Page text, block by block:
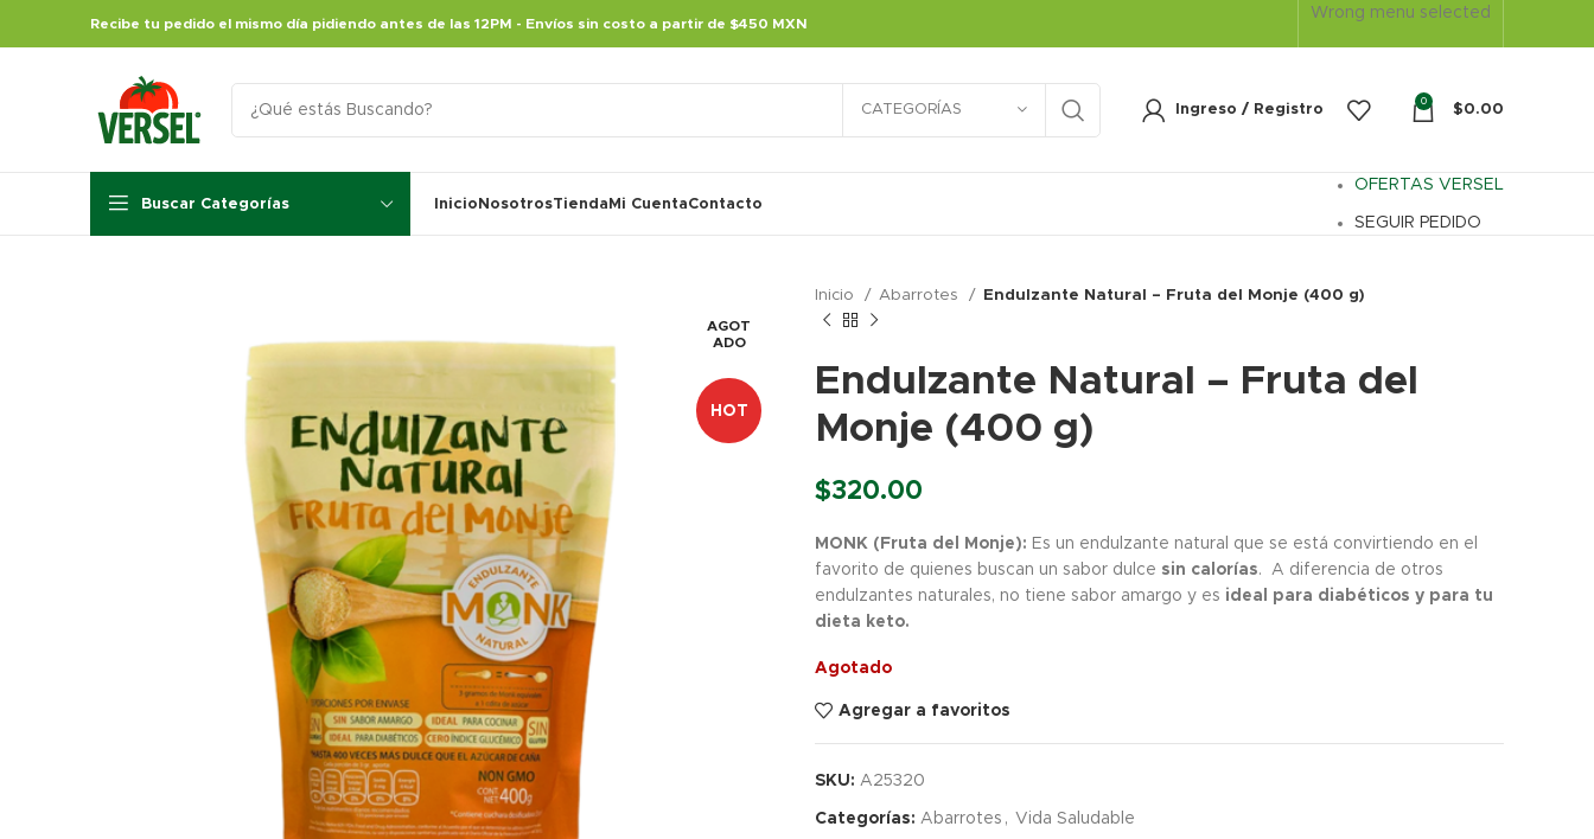
Recibe tu pedido el mismo día pidiendo antes de las 12PM - Envíos sin costo a partir de $450 MXN
Wrong menu selected
CATEGORÍAS Ingreso / Registro
0
$0.00
Buscar Categorías Inicio NosotrosTienda Mi CuentaContacto
OFERTAS VERSEL
SEGUIR PEDIDO
AGOT
ADO
HOT
Inicio Abarrotes Endulzante Natural – Fruta del Monje (400 g)
Endulzante Natural – Fruta del
Monje (400 g)
$320.00
MONK (Fruta del Monje): Es un endulzante natural que se está convirtiendo en el
favorito de quienes buscan un sabor dulce sin calorías. A diferencia de otros
endulzantes naturales, no tiene sabor amargo y es ideal para diabéticos y para tu
dieta keto.
Agotado
Agregar a favoritos
SKU: A25320
Categorías: Abarrotes , Vida Saludable